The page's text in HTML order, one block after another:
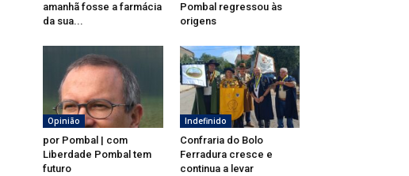
amanhã fosse a farmácia
da sua...
Pombal regressou às
origens
Opinião
por Pombal | com
Liberdade Pombal tem
futuro
Indefinido
Confraria do Bolo
Ferradura cresce e
continua a levar